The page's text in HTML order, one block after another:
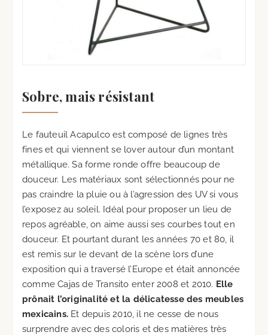
Sobre, mais résistant
Le fauteuil Acapulco est composé de lignes très
fines et qui viennent se lover autour d’un montant
métallique. Sa forme ronde offre beaucoup de
douceur. Les matériaux sont sélectionnés pour ne
pas craindre la pluie ou à l’agression des UV si vous
l’exposez au soleil. Idéal pour proposer un lieu de
repos agréable, on aime aussi ses courbes tout en
douceur. Et pourtant durant les années 70 et 80, il
est remis sur le devant de la scène lors d’une
exposition qui a traversé l’Europe et était annoncée
comme Cajas de Transito enter 2008 et 2010. Elle
prônait l’originalité et la délicatesse des meubles
mexicains. Et depuis 2010, il ne cesse de nous
surprendre avec des coloris et des matières très